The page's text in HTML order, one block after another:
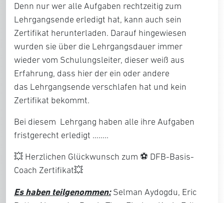
Denn nur wer alle Aufgaben rechtzeitig zum
Lehrgangsende erledigt hat, kann auch sein
Zertifikat herunterladen. Darauf hingewiesen
wurden sie über die Lehrgangsdauer immer
wieder vom Schulungsleiter, dieser weiß aus
Erfahrung, dass hier der ein oder andere
das Lehrgangsende verschlafen hat und kein
Zertifikat bekommt.
Bei diesem Lehrgang haben alle ihre Aufgaben
fristgerecht erledigt ……..
💥 Herzlichen Glückwunsch zum ⚽ DFB-Basis-
Coach Zertifikat💥
Es haben teilgenommen:Selman Aydogdu, Eric